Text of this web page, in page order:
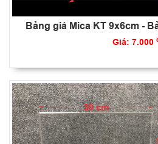
Bảng giá Mica KT 9x6cm -
Giá: 7.000